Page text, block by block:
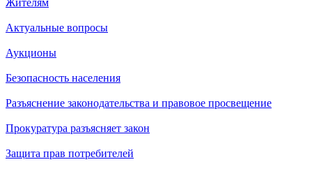
Жителям
Актуальные вопросы
Аукционы
Безопасность населения
Разъяснение законодательства и правовое просвещение
Прокуратура разъясняет закон
Защита прав потребителей